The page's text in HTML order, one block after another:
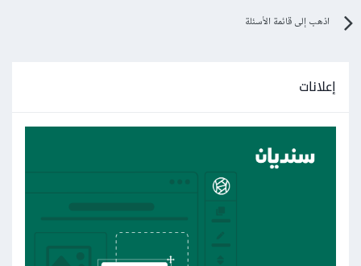
اذهب إلى قائمة الأسئلة
إعلانات